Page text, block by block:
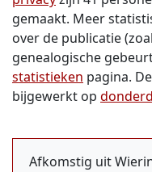
gemaakt. Meer
over de publicatie
genealogische
statistieken pagina.
bijgewerkt op
Afkomstig uit